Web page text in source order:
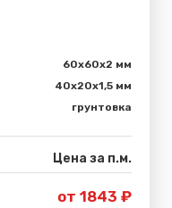
60х60х2 мм
40х20х1,5 мм
грунтовка
Цена за п.м.
от 1843 ₽